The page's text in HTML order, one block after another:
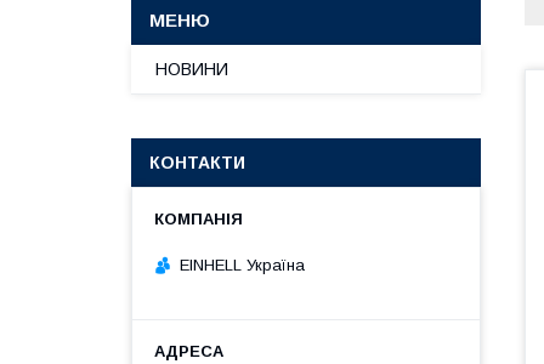
НОВИНИ
КОНТАКТИ
EINHELL Україна